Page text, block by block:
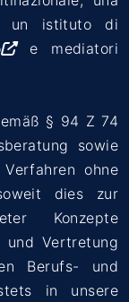
un istituto di
e mediatori
§ 94 Z 74
sowie
ohne
dies zur
Konzepte
und Vertretung
Berufs- und
in unsere